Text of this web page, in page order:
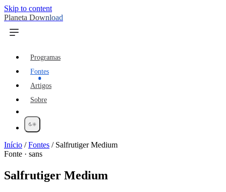
Skip to content
Planeta Download
Programas
Fontes
Artigos
Sobre
Início /Fontes / Salfrutiger Medium
Fonte · sans
Salfrutiger Medium